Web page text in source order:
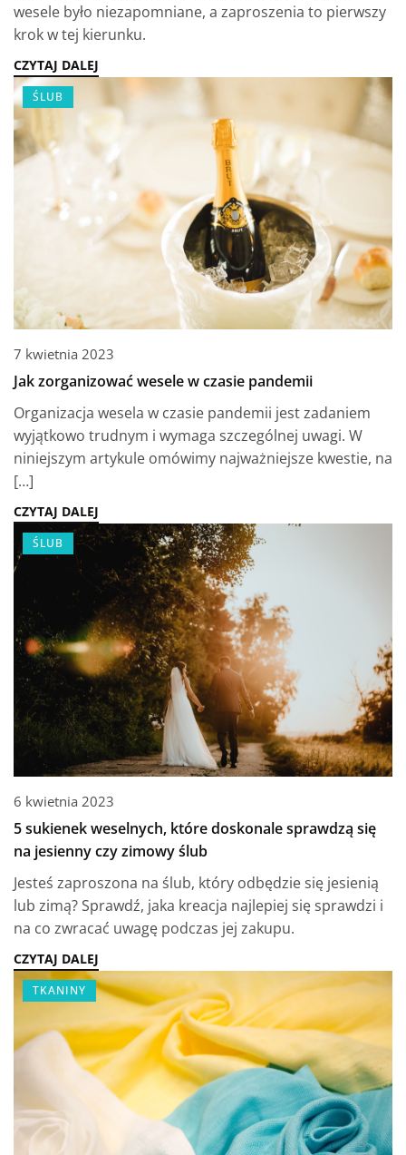
wesele było niezapomniane, a zaproszenia to pierwszy
krok w tej kierunku.
CZYTAJ DALEJ
ŚLUB
7 kwietnia 2023
Jak zorganizować wesele w czasie pandemii
Organizacja wesela w czasie pandemii jest zadaniem
wyjątkowo trudnym i wymaga szczególnej uwagi. W
niniejszym artykule omówimy najważniejsze kwestie, na
[…]
CZYTAJ DALEJ
ŚLUB
6 kwietnia 2023
5 sukienek weselnych, które doskonale sprawdzą się
na jesienny czy zimowy ślub
Jesteś zaproszona na ślub, który odbędzie się jesienią
lub zimą? Sprawdź, jaka kreacja najlepiej się sprawdzi i
na co zwracać uwagę podczas jej zakupu.
CZYTAJ DALEJ
TKANINY